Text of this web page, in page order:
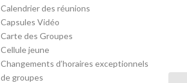
Calendrier des réunions
Capsules Vidéo
Carte des Groupes
Cellule jeune
Changements d’horaires exceptionnels
de groupes